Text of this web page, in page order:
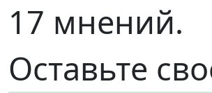
17 мнений.
Оставьте